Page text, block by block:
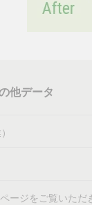
他データ
ージをご覧いた